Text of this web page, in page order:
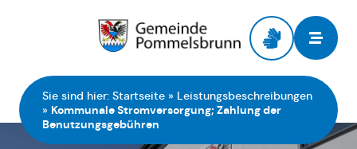
Sie sind hier: Startseite » Leistungsbeschreibungen
» Kommunale Stromversorgung; Zahlung der
Benutzungsgebühren